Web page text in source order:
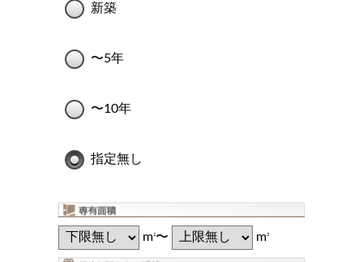
新築
〜5年
〜10年
指定無し
m2〜 m2